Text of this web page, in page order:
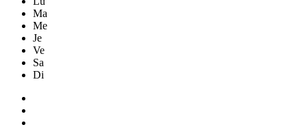
Ma
Me
Je
Ve
Sa
Di